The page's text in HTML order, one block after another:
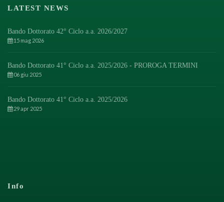
LATEST NEWS
Bando Dottorato 42° Ciclo a.a. 2026/2027
15 mag 2026
Bando Dottorato 41° Ciclo a.a. 2025/2026 - PROROGA TERMINI
06 giu 2025
Bando Dottorato 41° Ciclo a.a. 2025/2026
29 apr 2025
Info